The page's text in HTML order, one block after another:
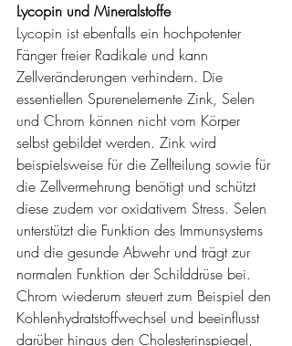
Lycopin und Mineralstoffe
Lycopin ist ebenfalls ein hochpotenter
Fänger freier Radikale und kann
Zellveränderungen verhindern. Die
essentiellen Spurenelemente Zink, Selen
und Chrom können nicht vom Körper
selbst gebildet werden. Zink wird
beispielsweise für die Zellteilung sowie für
die Zellvermehrung benötigt und schützt
diese zudem vor oxidativem Stress. Selen
unterstützt die Funktion des Immunsystems
und die gesunde Abwehr und trägt zur
normalen Funktion der Schilddrüse bei.
Chrom wiederum steuert zum Beispiel den
Kohlenhydratstoffwechsel und beeinflusst
darüber hinaus den Cholesterinspiegel,